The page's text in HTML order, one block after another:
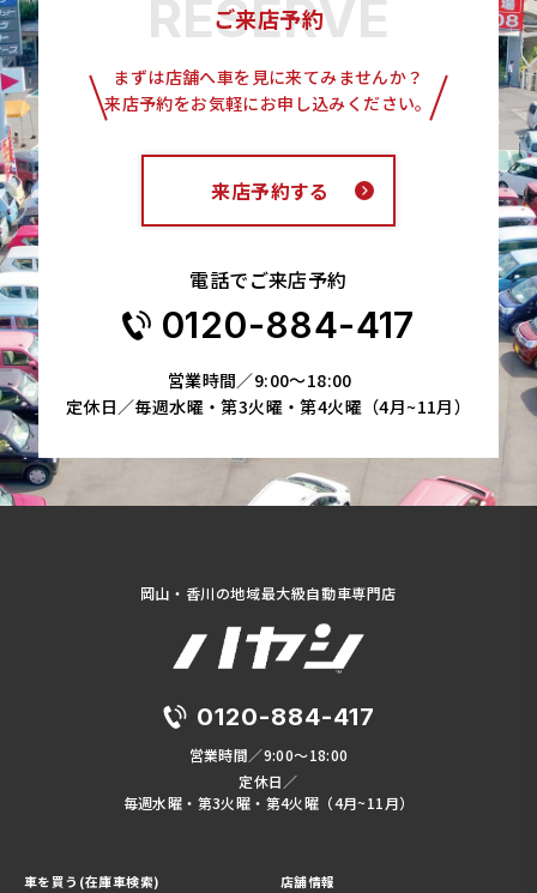
ご来店予約
まずは店舗へ車を見に来てみませんか？
来店予約をお気軽にお申し込みください。
来店予約する
電話でご来店予約
0120-884-417
営業時間／9:00～18:00
定休日／毎週水曜・第3火曜・第4火曜（4月~11月）
岡山・香川の地域最大級自動車専門店
0120-884-417
営業時間／9:00～18:00
定休日／
毎週水曜・第3火曜・第4火曜（4月~11月）
車を買う(在庫車検索)
店舗情報